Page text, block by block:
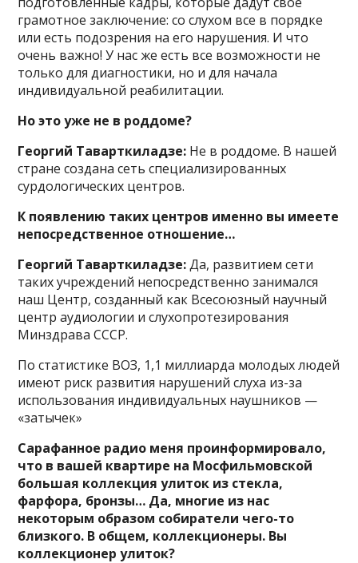
грамотное заключение: со слухом все в порядке
или есть подозрения на его нарушения. И что
очень важно! У нас же есть все возможности не
только для диагностики, но и для начала
индивидуальной реабилитации.
Но это уже не в роддоме?
Георгий Таварткиладзе: Не в роддоме. В нашей
стране создана сеть специализированных
сурдологических центров.
К появлению таких центров именно вы имеете
непосредственное отношение…
Георгий Таварткиладзе:Да, развитием сети
таких учреждений непосредственно занимался
наш Центр, созданный как Всесоюзный научный
центр аудиологии и слухопротезирования
Минздрава СССР.
По статистике ВОЗ, 1,1 миллиарда молодых людей
имеют риск развития нарушений слуха из-за
использования индивидуальных наушников —
«затычек»
Сарафанное радио меня проинформировало,
что в вашей квартире на Мосфильмовской
большая коллекция улиток из стекла,
фарфора, бронзы… Да, многие из нас
некоторым образом собиратели чего-то
близкого. В общем, коллекционеры. Вы
коллекционер улиток?